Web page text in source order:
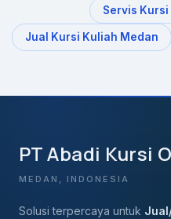
Servis
Jual Kursi Kuliah Medan
PT Abadi Kursi
MEDAN, INDONESIA
Solusi terpercaya untuk